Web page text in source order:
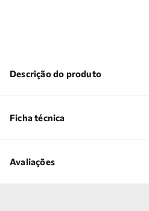
Descrição do produto
Ficha técnica
Avaliações